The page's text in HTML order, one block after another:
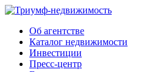
Об агентстве
Каталог недвижимости
Инвестиции
Пресс-центр